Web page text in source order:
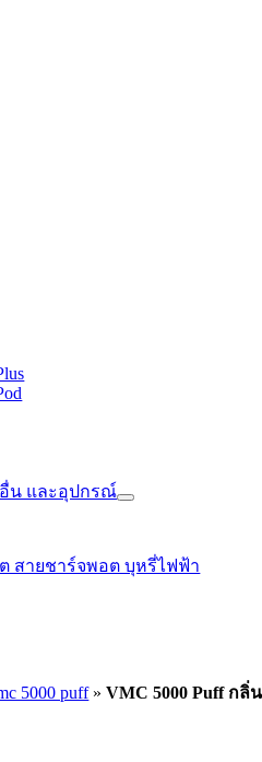
น และอุปกรณ์
สายชาร์จพอต บุหรี่ไฟฟ้า
5000 puff»VMC 5000 Puff กลิ่น